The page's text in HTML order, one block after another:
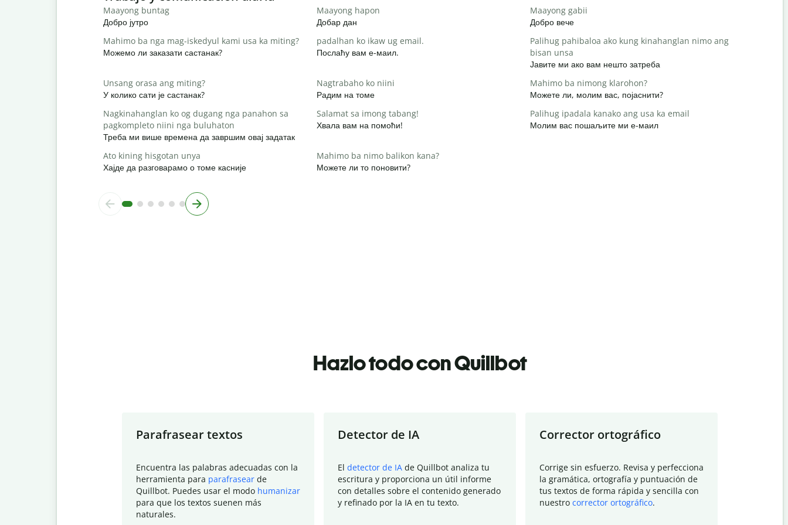
Maayong buntag
Добро јутро
Maayong hapon
Добар дан
Maayong gabii
Добро вече
Mahimo ba nga mag-iskedyul kami usa ka miting?
Можемо ли заказати састанак?
padalhan ko ikaw ug email.
Послаћу вам е-маил.
Palihug pahibaloa ako kung kinahanglan nimo ang
bisan unsa
Јавите ми ако вам нешто затреба
Unsang orasa ang miting?
У колико сати је састанак?
Nagtrabaho ko niini
Радим на томе
Mahimo ba nimong klarohon?
Можете ли, молим вас, појаснити?
Nagkinahanglan ko og dugang nga panahon sa
pagkompleto niini nga buluhaton
Треба ми више времена да завршим овај задатак
Salamat sa imong tabang!
Хвала вам на помоћи!
Palihug ipadala kanako ang usa ka email
Молим вас пошаљите ми е-маил
Ato kining hisgotan unya
Хајде да разговарамо о томе касније
Mahimo ba nimo balikon kana?
Можете ли то поновити?
Hazlo todo con Quillbot
Parafrasear textos
Encuentra las palabras adecuadas con la
herramienta para parafrasear de
Quillbot. Puedes usar el modo humanizar
para que los textos suenen más
naturales.
Detector de IA
El detector de IA de Quillbot analiza tu
escritura y proporciona un útil informe
con detalles sobre el contenido generado
y refinado por la IA en tu texto.
Corrector ortográfico
Corrige sin esfuerzo. Revisa y perfecciona
la gramática, ortografía y puntuación de
tus textos de forma rápida y sencilla con
nuestro corrector ortográfico.